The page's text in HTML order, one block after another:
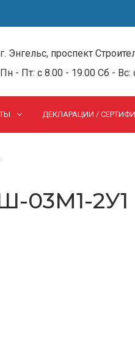
г. Энгельс, проспект
Пн - Пт: c 8.00 - 19.00 Сб - Вс:
ДЕКЛАРАЦИИ /
03М1-2У1